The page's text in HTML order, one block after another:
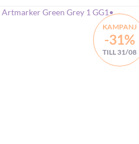
KAMPANJ
-31%
TILL 31/08